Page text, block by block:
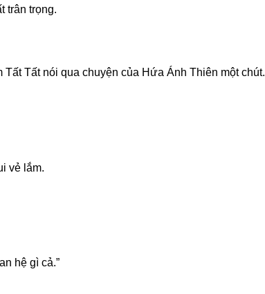
trân trọng.
Tất nói qua chuyện của Hứa Ánh Thiên một chút.
vẻ lắm.
hệ gì cả.”